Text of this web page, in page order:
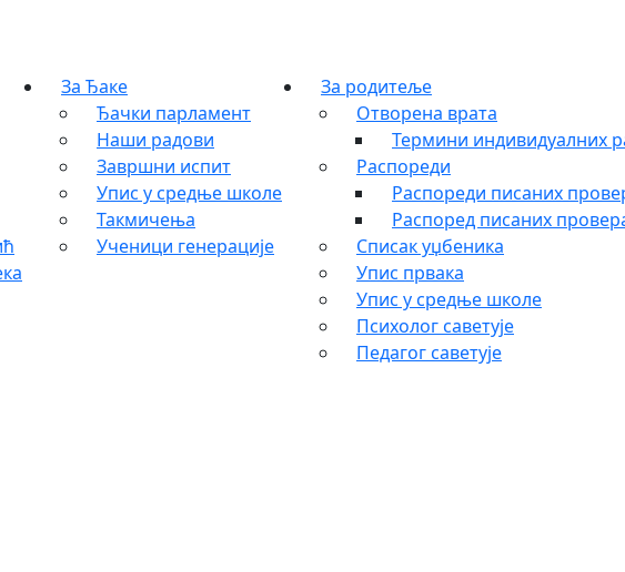
За Ђаке
Ђачки парламент
Наши радови
Завршни испит
Упис у средње школе
Такмичења
Ученици генерације
За родитеље
Отворена врата
Термини индивидуалних
Распореди
Распореди писаних
Распоред писаних
Списак уџбеника
Упис првака
Упис у средње школе
Психолог саветује
Педагог саветује